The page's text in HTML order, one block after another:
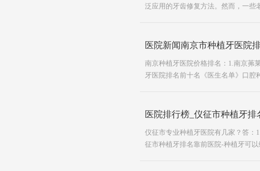
泛应用的牙齿修复方法。然而，一些
医院新闻南京市种植牙医院
南京种植牙医院价格排名：1.南京茀
牙医院排名前十名《医生名单》口腔
医院排行榜_仪征市种植牙
仪征市专业种植牙医院有几家？答：
征市种植牙排名靠前医院-种植牙可